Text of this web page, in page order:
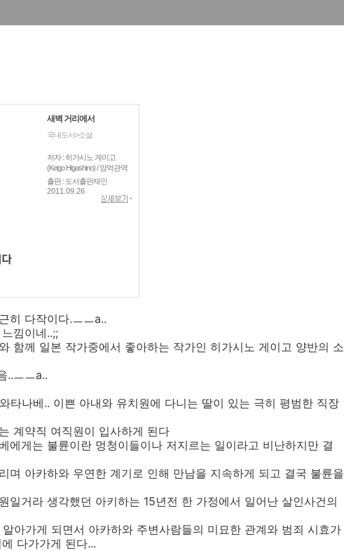
새벽 거리에서
국내도서>소설
저자 : 히가시노 게이고
(Keigo Higashino) / 양억관역
출판 : 도서출판재인
2011.09.26
히 다작이다.ㅡㅡa..
낌이네..;;
함께 일본 작가중에서 좋아하는 작가인 히가시노 게이고 양반의 소
..ㅡㅡa..
타나베.. 이쁜 아내와 유치원에 다니는 딸이 있는 극히 평범한 직장
계약직 여직원이 입사하게 된다
에게는 불륜이란 멍청이들이나 저지르는 일이라고 비난하지만 결
며 아카하와 우연한 계기로 인해 만남을 지속하게 되고 결국 불륜을
일거라 생각했던 아키하는 15년전 한 가정에서 일어난 살인사건의
아가게 되면서 아카하와 주변사람들의 미묘한 관계와 범죄 시효가
다가가게 된다...